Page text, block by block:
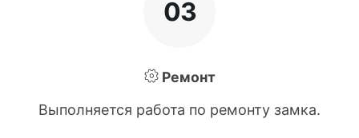
03
Ремонт
Выполняется работа по ремонту замка.